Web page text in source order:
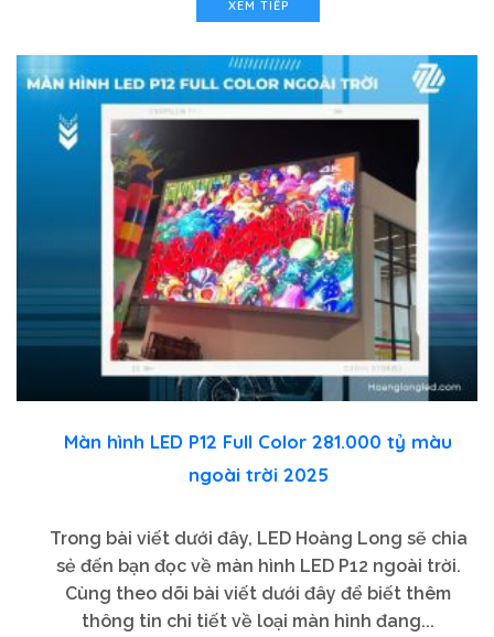
XEM TIẾP
Màn hình LED P12 Full Color 281.000 tỷ màu
ngoài trời 2025
Trong bài viết dưới đây, LED Hoàng Long sẽ chia
sẻ đến bạn đọc về màn hình LED P12 ngoài trời.
Cùng theo dõi bài viết dưới đây để biết thêm
thông tin chi tiết về loại màn hình đang...